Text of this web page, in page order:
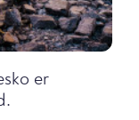
er